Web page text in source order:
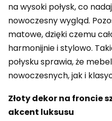
na wysoki połysk, co
nowoczesny wygląd.
matowe, dzięki czemu
harmonijnie i stylowo.
połysku sprawia, że
nowoczesnych, jak i
Złoty dekor na froncie
akcent luksusu